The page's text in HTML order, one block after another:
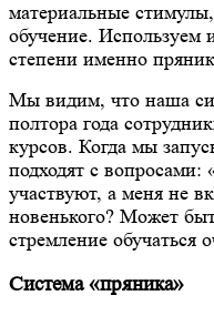
материальные
обучение. Используем
степени именно
Мы видим, что наша
полтора года
курсов. Когда мы
подходят с вопросами:
участвуют, а меня не
новенького? Может
стремление обучаться
Система «пряника»